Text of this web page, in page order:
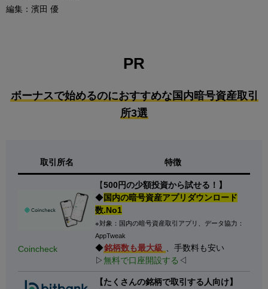
編集：濱田 優
PR
ボーナスで始めるのにおすすめな国内暗号資産取引
所3選
取引所名 特徴
Coincheck
【500円の少額投資から試せる！】
◆国内の暗号資産アプリダウンロード
数.No1
※対象：国内の暗号資産取引アプリ、データ協力：
AppTweak
◆銘柄数も最大級
、手数料も安い
▷無料で口座開設する ◁
【たくさんの銘柄で取引する人向け】